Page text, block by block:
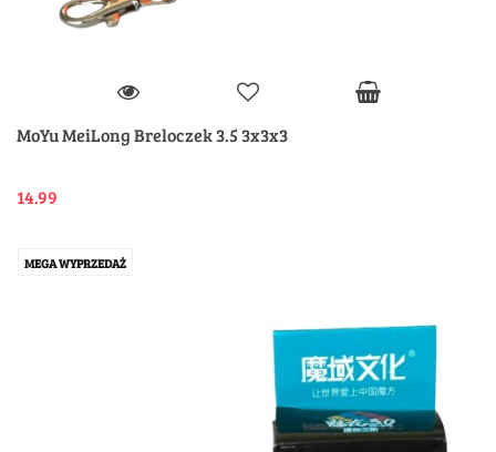
MoYu MeiLong Breloczek 3.5 3x3x3
14.99
MEGA WYPRZEDAŻ